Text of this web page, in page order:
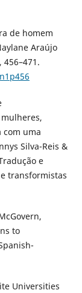
de homem
Araújo
com uma
Silva-Reis &
e
transformistas
to
Universities